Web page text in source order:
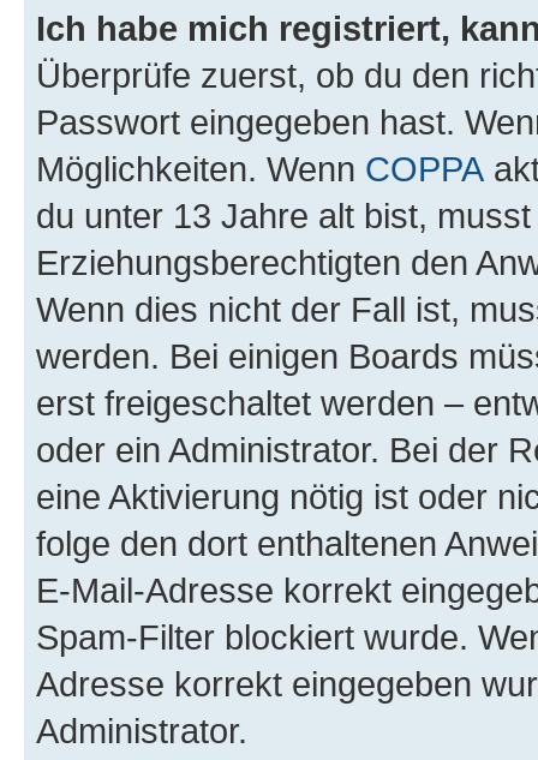
Ich habe mich registriert,
Überprüfe zuerst, ob du den
Passwort eingegeben hast.
Möglichkeiten. Wenn COPPA
du unter 13 Jahre alt bist,
Erziehungsberechtigten den
Wenn dies nicht der Fall ist,
werden. Bei einigen Boards
erst freigeschaltet werden –
oder ein Administrator. Bei der
eine Aktivierung nötig ist oder
folge den dort enthaltenen
E-Mail-Adresse korrekt
Spam-Filter blockiert wurde.
Adresse korrekt eingegeben
Administrator.